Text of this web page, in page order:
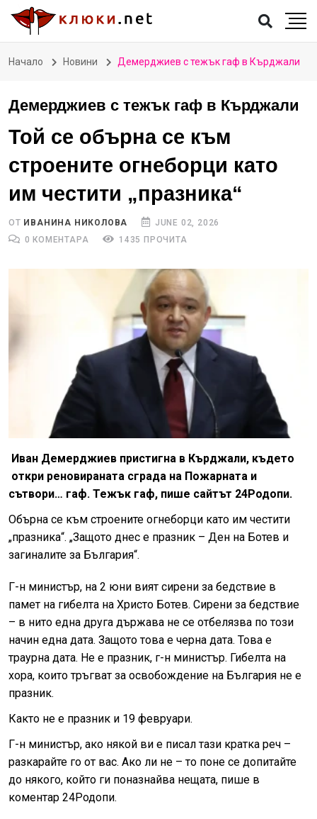
Начало Новини Демерджиев с тежък гаф в Кърджали
Демерджиев с тежък гаф в Кърджали
Той се обърна се към
строените огнеборци като
им честити „празника“
ОТ ИВАНИНА НИКОЛОВА
JUNE 02, 2026
0 КОМЕНТАРА
1435 ПРОЧИТА
Иван Демерджиев пристигна в Кърджали, където
откри реновираната сграда на Пожарната и
сътвори… гаф. Тежък гаф, пише сайтът 24Родопи.
Обърна се към строените огнеборци като им честити
„празника“. „Защото днес е празник – Ден на Ботев и
загиналите за България“.
Г-н министър, на 2 юни вият сирени за бедствие в
памет на гибелта на Христо Ботев. Сирени за бедствие
– в нито една друга държава не се отбелязва по този
начин една дата. Защото това е черна дата. Това е
траурна дата. Не е празник, г-н министър. Гибелта на
хора, които тръгват за освобождение на България не е
празник.
Както не е празник и 19 февруари.
Г-н министър, ако някой ви е писал тази кратка реч –
разкарайте го от вас. Ако ли не – то поне се допитайте
до някого, който ги поназнайва нещата, пише в
коментар 24Родопи.